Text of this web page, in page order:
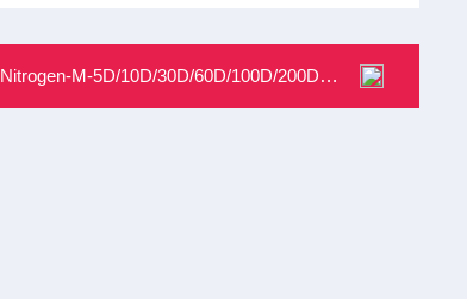
Nitrogen-M-5D/10D/30D/60D/100D/200D氮吹儀氮氣發生器